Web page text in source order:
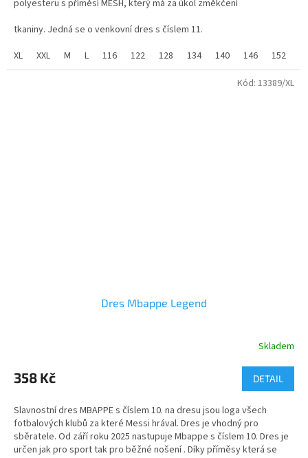
5
polyesteru s příměsí MESH, který má za úkol změkčení
tkaniny. Jedná se o venkovní dres s číslem 11.
Dres dodáváme jak v dětských tak dospělých velikostech.
XL XXL M L 116 122 128 134 140 146 152
Dres Mbappe Legend
produktu
je
z
5
hvězdiček.
Skladem
358 Kč DETAIL
Slavnostní dres MBAPPE s číslem 10. na dresu jsou loga všech
fotbalových klubů za které Messi hrával. Dres je vhodný pro
sběratele. Od září roku 2025 nastupuje Mbappe s číslem 10. Dres je
určen jak pro sport tak pro běžné nošení . Díky příměsy která se
Kód: 13389/XL